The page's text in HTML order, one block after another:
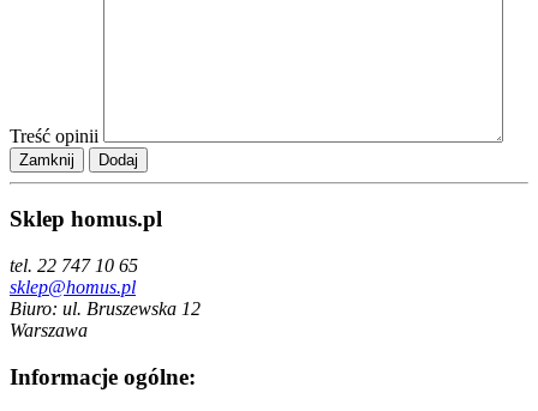
Treść opinii
Zamknij
Sklep homus.pl
tel. 22 747 10 65
sklep@homus.pl
Biuro: ul. Bruszewska 12
Warszawa
Informacje ogólne: